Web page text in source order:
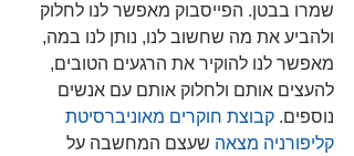
שמרו בבטן. הפייסבוק מאפשר לנו לחלוק
ולהביע את מה שחשוב לנו, נותן לנו במה,
מאפשר לנו להוקיר את הרגעים הטובים,
להעצים אותם ולחלוק אותם עם אנשים
נוספים. קבוצת חוקרים מאוניברסיטת
קליפורניה מצאה שעצם המחשבה על